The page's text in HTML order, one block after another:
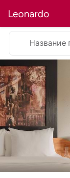
Leonardo
Название